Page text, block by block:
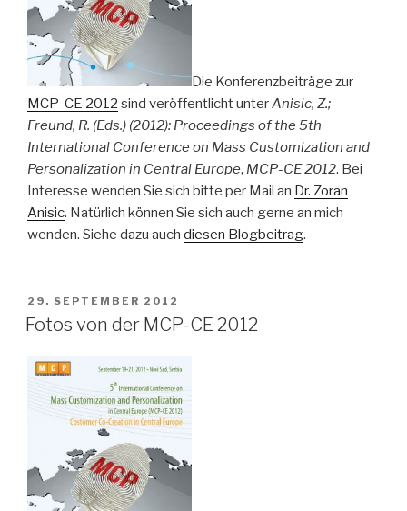
Die Konferenzbeiträge zur
MCP-CE 2012 sind veröffentlicht unterAnisic, Z.;
Freund, R. (Eds.) (2012): Proceedings of the 5th
International Conference on Mass Customization and
Personalization in Central Europe, MCP-CE 2012. Bei
Interesse wenden Sie sich bitte per Mail an Dr. Zoran
Anisic. Natürlich können Sie sich auch gerne an mich
wenden. Siehe dazu auch diesen Blogbeitrag.
VERÖFFENTLICHT
AM
29. SEPTEMBER 2012
Fotos von der MCP-CE 2012